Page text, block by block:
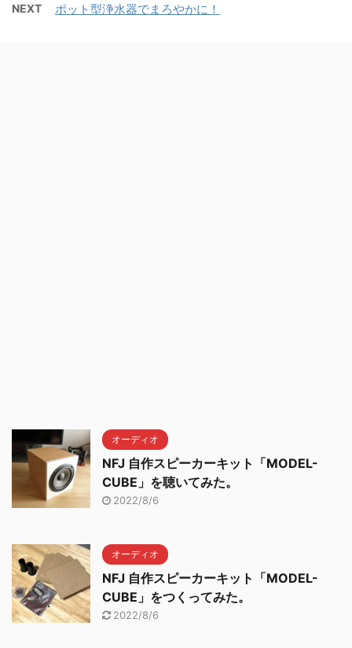
NEXT ポット型浄水器でまろやかに！
オーディオ
NFJ 自作スピーカーキット「MODEL-
CUBE」を聴いてみた。
2022/8/6
オーディオ
NFJ 自作スピーカーキット「MODEL-
CUBE」をつくってみた。
2022/8/6